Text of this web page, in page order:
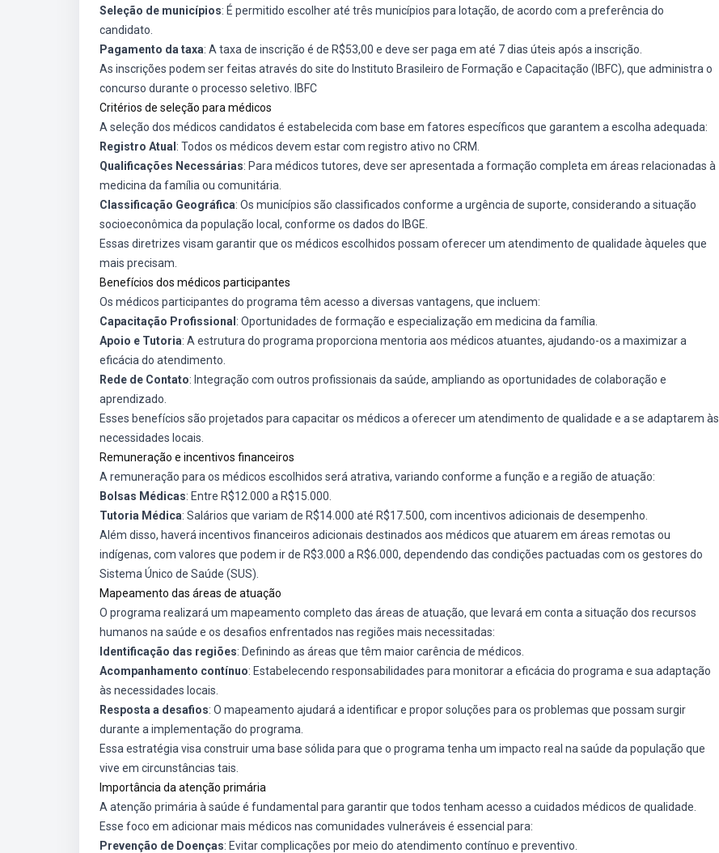
Seleção de municípios: É permitido escolher até três municípios para lotação, de acordo com a preferência do
candidato.
Pagamento da taxa: A taxa de inscrição é de R$53,00 e deve ser paga em até 7 dias úteis após a inscrição.
As inscrições podem ser feitas através do site do Instituto Brasileiro de Formação e Capacitação (IBFC), que administra o
concurso durante o processo seletivo.
IBFC
Critérios de seleção para médicos
A seleção dos médicos candidatos é estabelecida com base em fatores específicos que garantem a escolha adequada:
Registro Atual : Todos os médicos devem estar com registro ativo no CRM.
Qualificações Necessárias: Para médicos tutores, deve ser apresentada a formação completa em áreas relacionadas à
medicina da família ou comunitária.
Classificação Geográfica: Os municípios são classificados conforme a urgência de suporte, considerando a situação
socioeconômica da população local, conforme os dados do IBGE.
Essas diretrizes visam garantir que os médicos escolhidos possam oferecer um atendimento de qualidade àqueles que
mais precisam.
Benefícios dos médicos participantes
Os médicos participantes do programa têm acesso a diversas vantagens, que incluem:
Capacitação Profissional : Oportunidades de formação e especialização em medicina da família.
Apoio e Tutoria: A estrutura do programa proporciona mentoria aos médicos atuantes, ajudando-os a maximizar a
eficácia do atendimento.
Rede de Contato: Integração com outros profissionais da saúde, ampliando as oportunidades de colaboração e
aprendizado.
Esses benefícios são projetados para capacitar os médicos a oferecer um atendimento de qualidade e a se adaptarem às
necessidades locais.
Remuneração e incentivos financeiros
A remuneração para os médicos escolhidos será atrativa, variando conforme a função e a região de atuação:
Bolsas Médicas: Entre R$12.000 a R$15.000.
Tutoria Médica: Salários que variam de R$14.000 até R$17.500, com incentivos adicionais de desempenho.
Além disso, haverá incentivos financeiros adicionais destinados aos médicos que atuarem em áreas remotas ou
indígenas, com valores que podem ir de R$3.000 a R$6.000, dependendo das condições pactuadas com os gestores do
Sistema Único de Saúde (SUS).
Mapeamento das áreas de atuação
O programa realizará um mapeamento completo das áreas de atuação, que levará em conta a situação dos recursos
humanos na saúde e os desafios enfrentados nas regiões mais necessitadas:
Identificação das regiões: Definindo as áreas que têm maior carência de médicos.
Acompanhamento contínuo: Estabelecendo responsabilidades para monitorar a eficácia do programa e sua adaptação
às necessidades locais.
Resposta a desafios: O mapeamento ajudará a identificar e propor soluções para os problemas que possam surgir
durante a implementação do programa.
Essa estratégia visa construir uma base sólida para que o programa tenha um impacto real na saúde da população que
vive em circunstâncias tais.
Importância da atenção primária
A atenção primária à saúde é fundamental para garantir que todos tenham acesso a cuidados médicos de qualidade.
Esse foco em adicionar mais médicos nas comunidades vulneráveis é essencial para:
Prevenção de Doenças: Evitar complicações por meio do atendimento contínuo e preventivo.